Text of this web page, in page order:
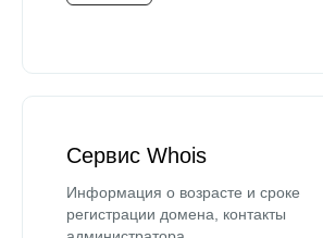
Сервис Whois
Информация о возрасте и сроке
регистрации домена, контакты